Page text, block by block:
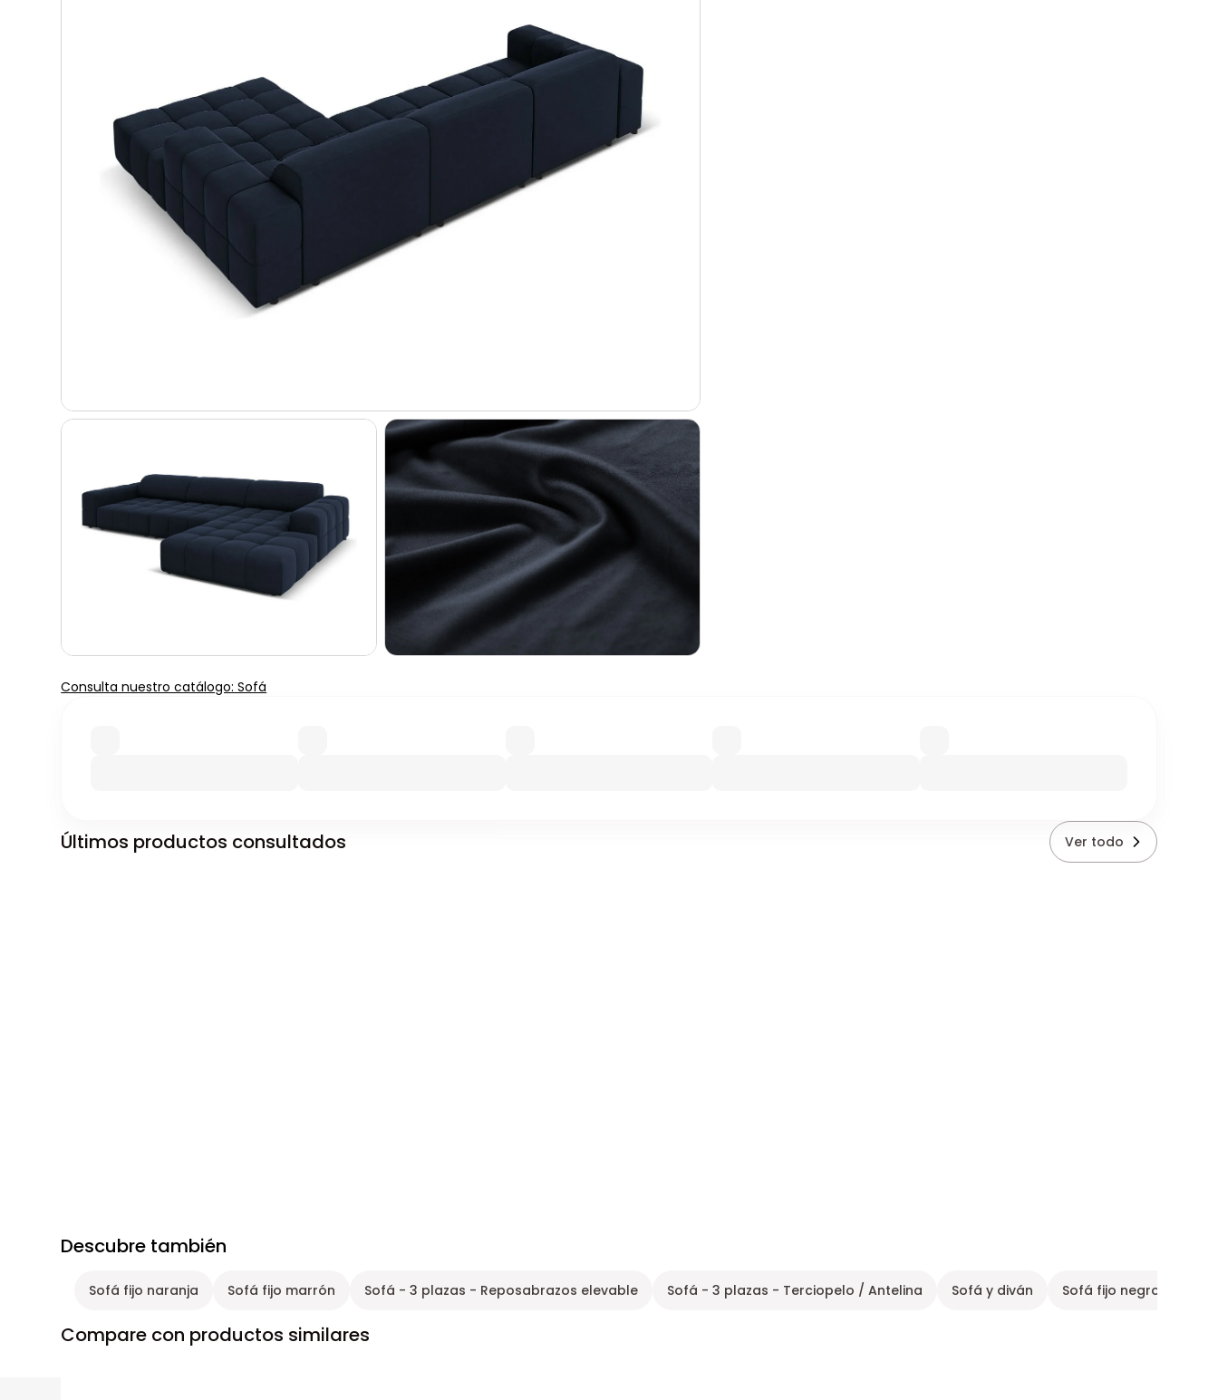
Consulta nuestro catálogo: Sofá
Últimos productos consultados Ver todo
Descubre también
Sofá fijo naranja Sofá fijo marrón Sofá - 3 plazas - Reposabrazos elevable Sofá - 3 plazas - Terciopelo / Antelina Sofá y diván Sofá fijo negro
Compare con productos similares